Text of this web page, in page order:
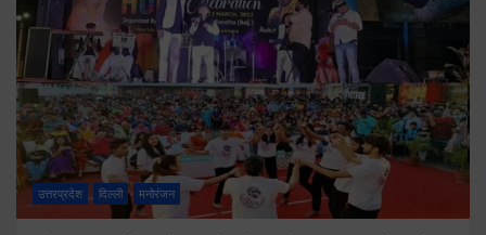
उत्तरप्रदेश दिल्ली मनोरंजन